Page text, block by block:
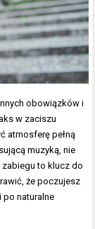
obowiązków i
w zaciszu
atmosferę pełną
muzyką, nie
to klucz do
że poczujesz
po naturalne